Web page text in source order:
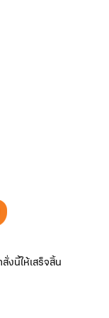
งนี้ให้เสร็จสิ้น